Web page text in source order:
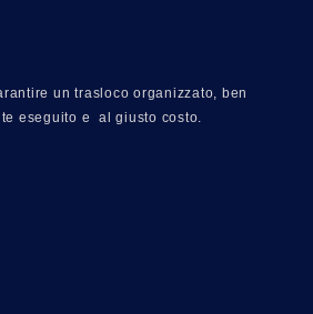
Consigliatissimo".
un trasloco organizzato, ben
eseguito e al giusto costo.